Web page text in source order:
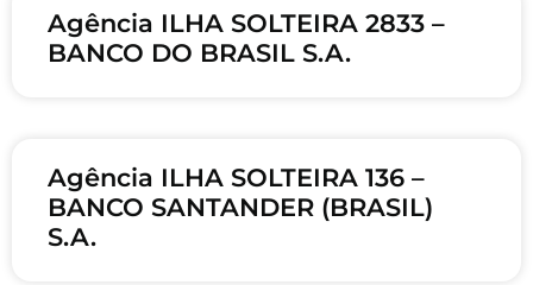
Agência ILHA SOLTEIRA 2833 –
BANCO DO BRASIL S.A.
Agência ILHA SOLTEIRA 136 –
BANCO SANTANDER (BRASIL)
S.A.